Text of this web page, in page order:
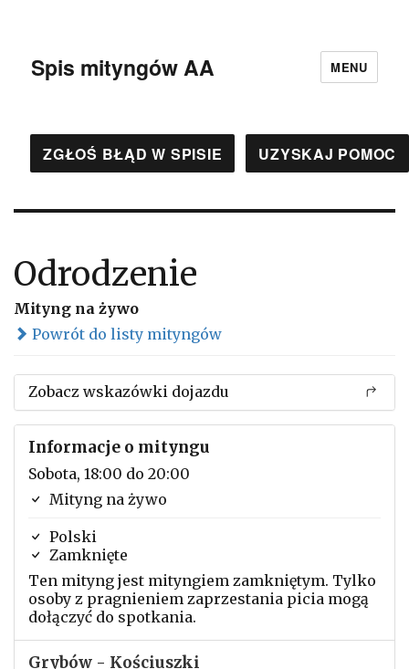
Spis mityngów AA MENU
ZGŁOŚ BŁĄD W SPISIE UZYSKAJ POMOC
Odrodzenie
Mityng na żywo
Powrót do listy mityngów
Zobacz wskazówki dojazdu
Informacje o mityngu
Sobota, 18:00 do 20:00
Mityng na żywo
Polski
Zamknięte
Ten mityng jest mityngiem zamkniętym. Tylko
osoby z pragnieniem zaprzestania picia mogą
dołączyć do spotkania.
Grybów - Kościuszki